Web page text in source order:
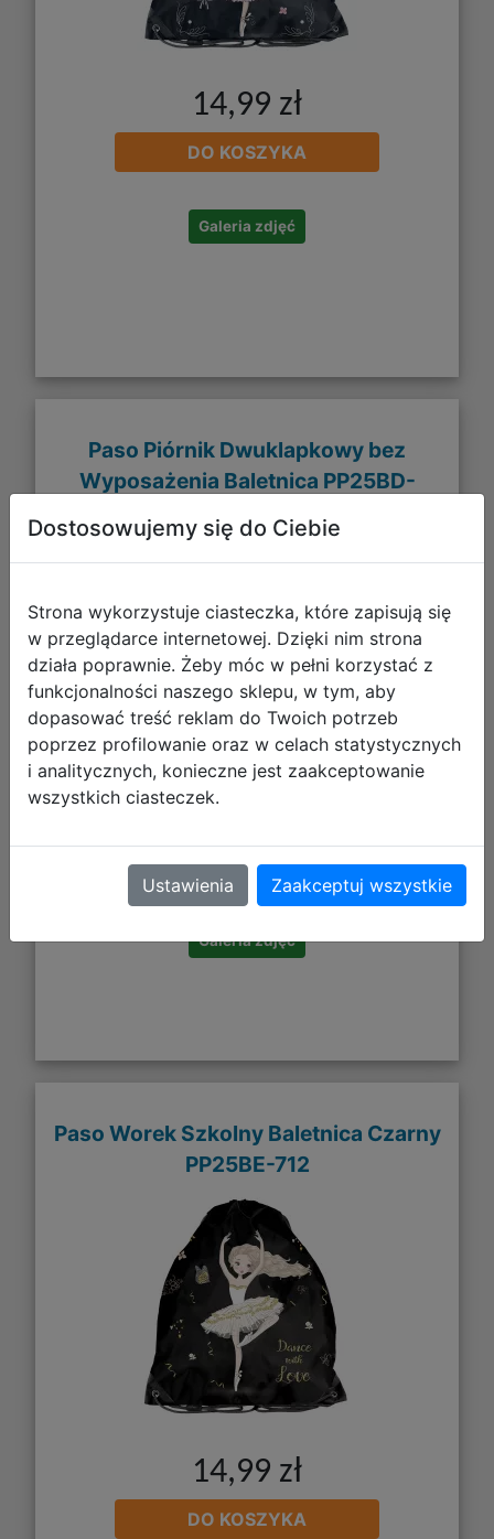
14,99 zł
DO KOSZYKA
Galeria zdjęć
Paso Piórnik Dwuklapkowy bez
Wyposażenia Baletnica PP25BD-
DO KOSZYKA
Galeria zdjęć
Paso Worek Szkolny Baletnica Czarny
PP25BE-712
14,99 zł
DO KOSZYKA
Dostosowujemy się do Ciebie
Strona wykorzystuje ciasteczka, które zapisują się
w przeglądarce internetowej. Dzięki nim strona
działa poprawnie. Żeby móc w pełni korzystać z
funkcjonalności naszego sklepu, w tym, aby
dopasować treść reklam do Twoich potrzeb
poprzez profilowanie oraz w celach statystycznych
i analitycznych, konieczne jest zaakceptowanie
wszystkich ciasteczek.
Ustawienia Zaakceptuj wszystkie